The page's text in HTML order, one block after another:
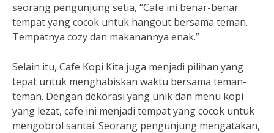
seorang pengunjung setia, “Cafe ini benar-benar
tempat yang cocok untuk hangout bersama teman.
Tempatnya cozy dan makanannya enak.”
Selain itu, Cafe Kopi Kita juga menjadi pilihan yang
tepat untuk menghabiskan waktu bersama teman-
teman. Dengan dekorasi yang unik dan menu kopi
yang lezat, cafe ini menjadi tempat yang cocok untuk
mengobrol santai. Seorang pengunjung mengatakan,